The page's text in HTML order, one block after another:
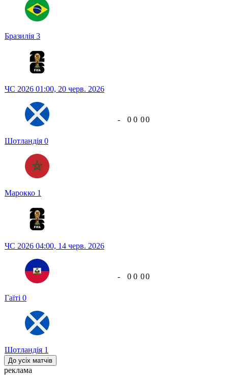
Бразилія 3
ЧС 2026 01:00, 20 черв. 2026
Шотландія 0
Марокко 1
- 0 0 00
ЧС 2026 04:00, 14 черв. 2026
Гаїті 0
Шотландія 1
- 0 0 00
До усіх матчів
реклама